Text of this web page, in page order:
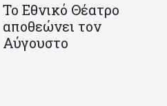
Το Εθνικό Θέατρο
αποθεώνει τον
Αύγουστο